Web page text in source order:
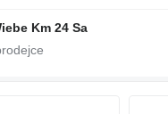
Km 24 Sa